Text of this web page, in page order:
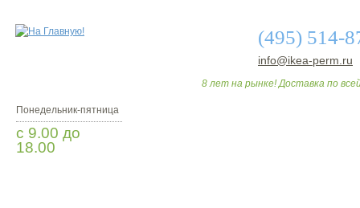
(495) 514-
info@ikea-perm.ru
8 лет на рынке! Доставка по
Понедельник-пятница
с 9.00 до
18.00